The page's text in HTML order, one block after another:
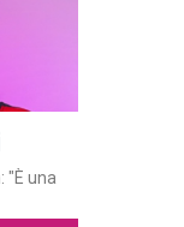
"È una